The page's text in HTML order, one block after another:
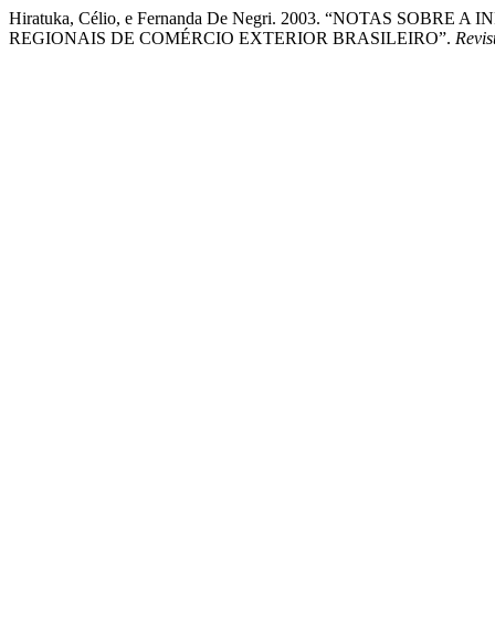
Hiratuka, Célio, e Fernanda De Negri. 2003. “NOTAS SOBRE
REGIONAIS DE COMÉRCIO EXTERIOR BRASILEIRO”.